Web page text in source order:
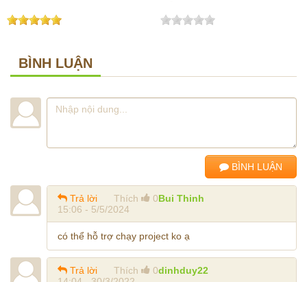
BÌNH LUẬN
BÌNH LUẬN
Bui Thinh
Trả lời Thích
0
15:06 - 5/5/2024
có thể hỗ trợ chạy project ko ạ
dinhduy22
Trả lời Thích
0